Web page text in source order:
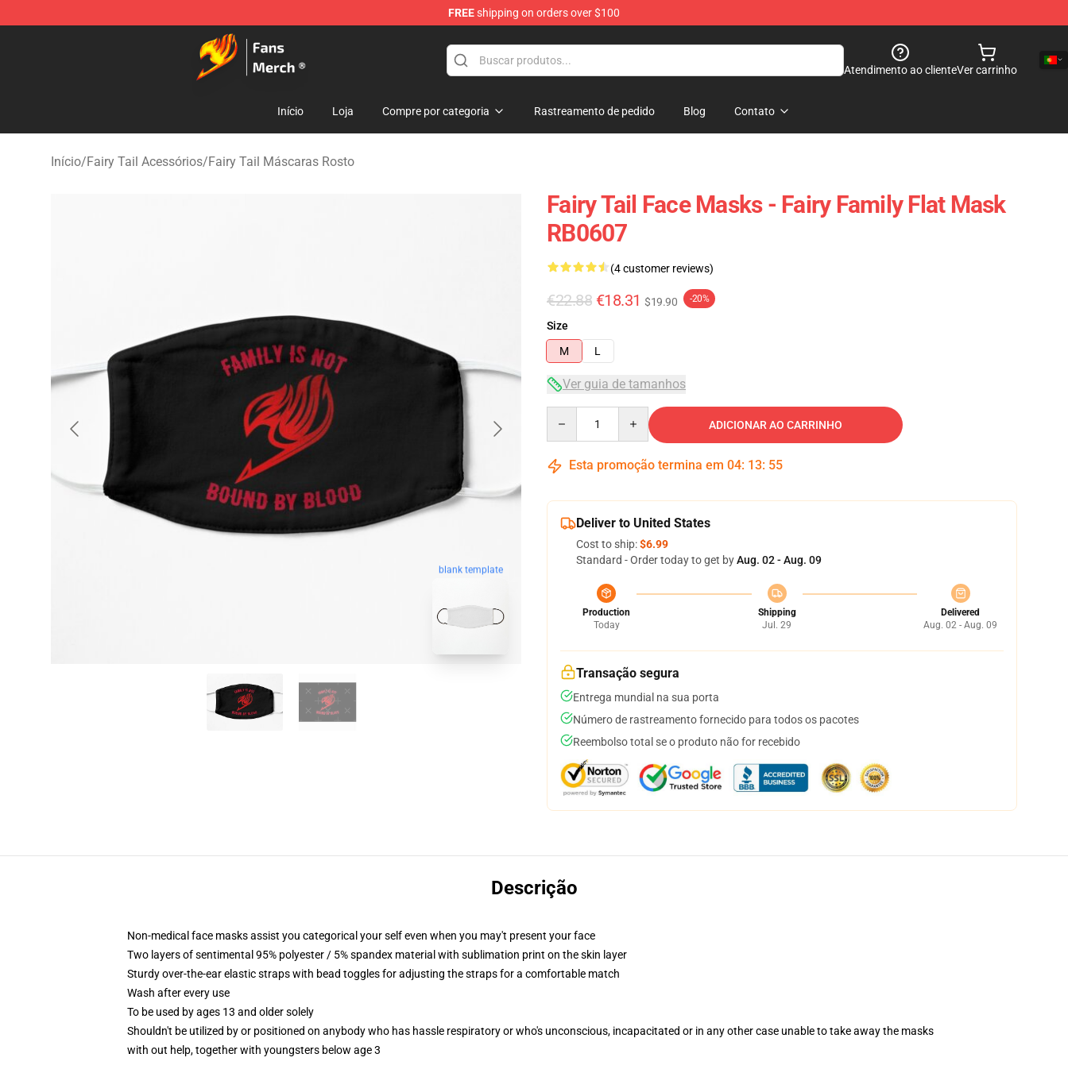
FREEshipping on orders over $100
Fairy Tail Store - Official Fairy Tail Merchandise Shop
Atendimento ao clienteVer carrinho
Início Loja Compre por categoria Rastreamento de pedido Blog Contato
Início/Fairy Tail Acessórios/Fairy Tail Máscaras Rosto
blank template
Fairy Tail Face Masks - Fairy Family Flat Mask
RB0607
(4 customer reviews)
€22.88 €18.31 $19.90 -20%
Size
M
L
Ver guia de tamanhos
ADICIONAR AO CARRINHO
Esta promoção termina em 04: 13: 54
Deliver to United States
Cost to ship:$6.99
Standard - Order today to get byAug. 02 - Aug. 09
Production
Today
Shipping
Jul. 29
Delivered
Aug. 02 - Aug. 09
Transação segura
Entrega mundial na sua porta
Número de rastreamento fornecido para todos os pacotes
Reembolso total se o produto não for recebido
Descrição
Non-medical face masks assist you categorical your self even when you may't present your face
Two layers of sentimental 95% polyester / 5% spandex material with sublimation print on the skin layer
Sturdy over-the-ear elastic straps with bead toggles for adjusting the straps for a comfortable match
Wash after every use
To be used by ages 13 and older solely
Shouldn't be utilized by or positioned on anybody who has hassle respiratory or who's unconscious, incapacitated or in any other case unable to take away the masks
with out help, together with youngsters below age 3